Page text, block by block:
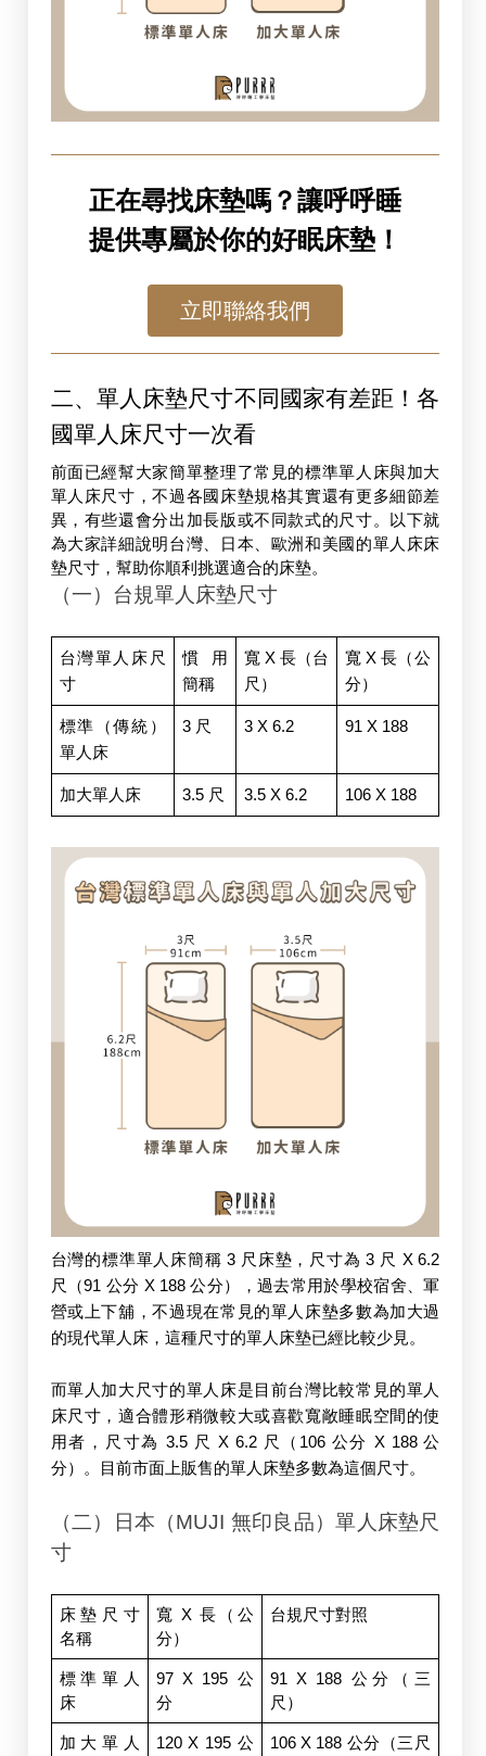
正在尋找床墊嗎？讓呼呼睡
提供專屬於你的好眠床墊！
立即聯絡我們
二、單人床墊尺寸不同國家有差距！各
國單人床尺寸一次看
前面已經幫大家簡單整理了常見的標準單人床與加大
單人床尺寸，不過各國床墊規格其實還有更多細節差
異，有些還會分出加長版或不同款式的尺寸。以下就
為大家詳細說明台灣、日本、歐洲和美國的單人床床
墊尺寸，幫助你順利挑選適合的床墊。
（一）台規單人床墊尺寸
台灣單人床尺
寸
慣用
簡稱
寬 X 長（台
尺）
寬 X 長（公
分）
標準（傳統）
單人床
3 尺 3 X 6.2 91 X 188
加大單人床 3.5 尺 3.5 X 6.2 106 X 188
台灣的標準單人床簡稱 3 尺床墊，尺寸為 3 尺 X 6.2
尺（91 公分 X 188 公分），過去常用於學校宿舍、軍
營或上下舖，不過現在常見的單人床墊多數為加大過
的現代單人床，這種尺寸的單人床墊已經比較少見。
而單人加大尺寸的單人床是目前台灣比較常見的單人
床尺寸，適合體形稍微較大或喜歡寬敞睡眠空間的使
用者，尺寸為 3.5 尺 X 6.2 尺（106 公分 X 188 公
分）。目前市面上販售的單人床墊多數為這個尺寸。
（二）日本（MUJI 無印良品）單人床墊尺
寸
床墊尺寸
名稱
寬 X 長（公
分）
台規尺寸對照
標準單人
床
97 X 195 公
分
91 X 188 公分（三
尺）
加大單人
120 X 195 公
106 X 188 公分（三尺